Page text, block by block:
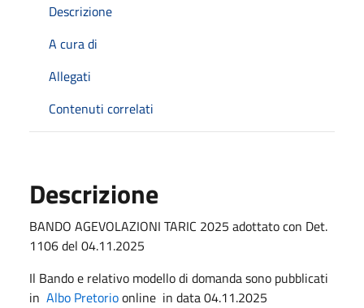
Descrizione
A cura di
Allegati
Contenuti correlati
Descrizione
BANDO AGEVOLAZIONI TARIC 2025 adottato con Det.
1106 del 04.11.2025
Il Bando e relativo modello di domanda sono pubblicati
in Albo Pretorioonline in data 04.11.2025